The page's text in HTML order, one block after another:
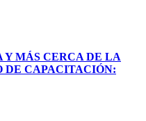
Y MÁS CERCA DE LA
DE CAPACITACIÓN: